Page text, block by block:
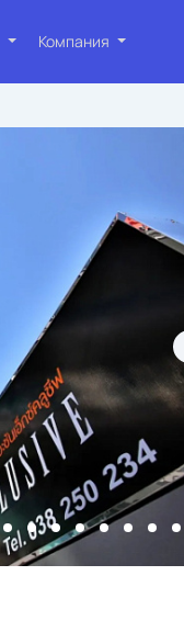
Компания